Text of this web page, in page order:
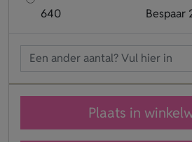
640 Bespaar
Plaats in